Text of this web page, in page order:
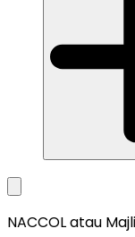
NACCOL atau